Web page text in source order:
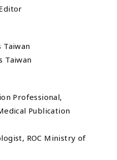
Taiwan
Taiwan
Professional,
Publication
ROC Ministry of